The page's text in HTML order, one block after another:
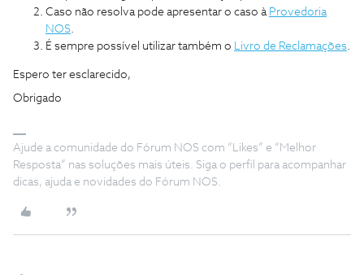
Caso não resolva pode apresentar o caso à Provedoria
NOS.
É sempre possível utilizar também o Livro de Reclamações.
Espero ter esclarecido,
Obrigado
Ajude a comunidade do Fórum NOS com “Likes” e “Melhor
Resposta” nas soluções mais úteis. Siga o perfil para acompanhar
dicas, ajuda e novidades do Fórum NOS.